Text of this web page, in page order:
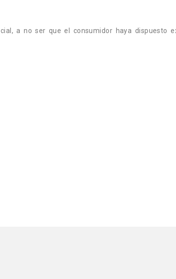
a no ser que el consumidor haya dispuesto